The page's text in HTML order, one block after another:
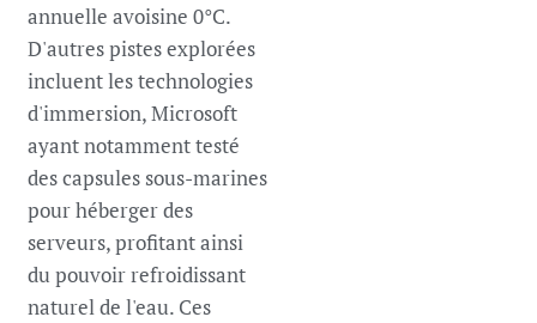
annuelle avoisine 0°C.
D'autres pistes explorées
incluent les technologies
d'immersion, Microsoft
ayant notamment testé
des capsules sous-marines
pour héberger des
serveurs, profitant ainsi
du pouvoir refroidissant
naturel de l'eau. Ces